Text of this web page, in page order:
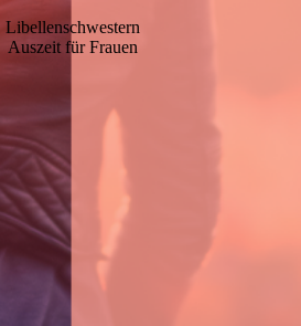
Libellenschwestern
Auszeit für Frauen